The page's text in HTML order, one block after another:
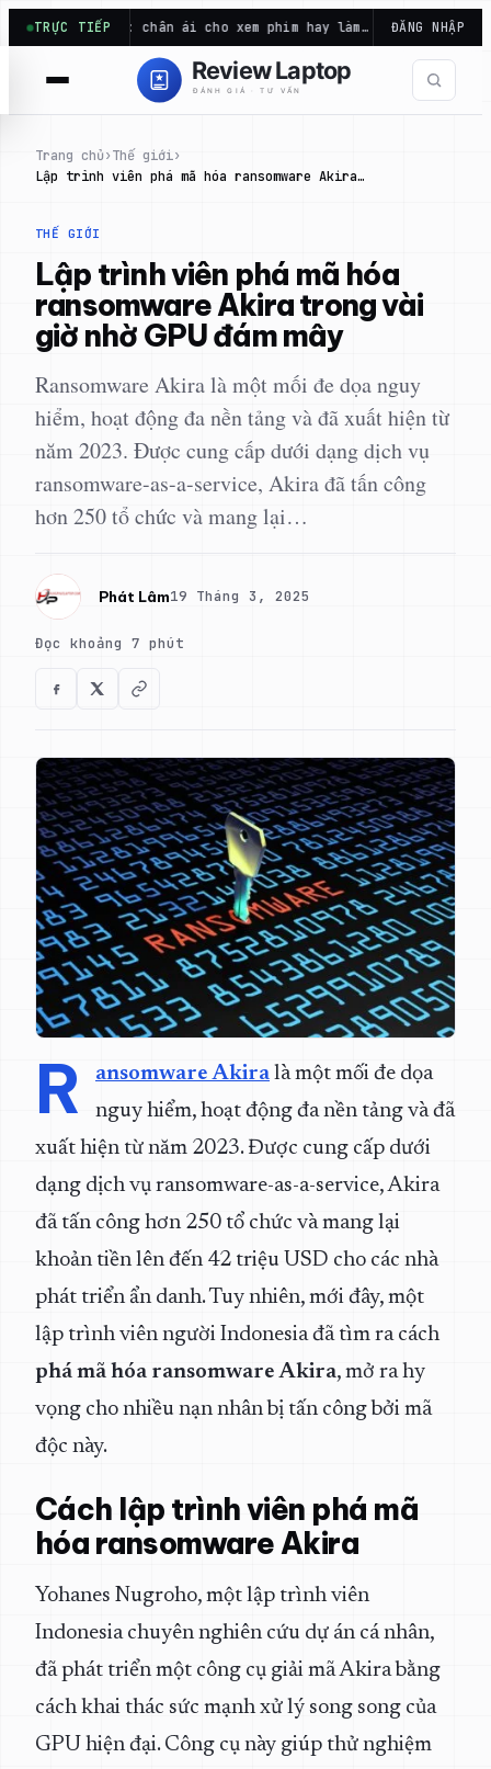
Chuyển
đến
phần
TRỰC TIẾP
và IPS: chân ái cho xem phim hay làm… Túi mù tặng học
ĐĂNG NHẬP
Trang chủ›Thế giới›
Lập trình viên phá mã hóa ransomware Akira…
THẾ GIỚI
Lập trình viên phá mã hóa
ransomware Akira trong vài
giờ nhờ GPU đám mây
Ransomware Akira là một mối đe dọa nguy
hiểm, hoạt động đa nền tảng và đã xuất hiện từ
năm 2023. Được cung cấp dưới dạng dịch vụ
ransomware-as-a-service, Akira đã tấn công
hơn 250 tổ chức và mang lại…
Phát Lâm19 Tháng 3, 2025
Đọc khoảng 7 phút
R ansomware Akira là một mối đe dọa
nguy hiểm, hoạt động đa nền tảng và đã
xuất hiện từ năm 2023. Được cung cấp dưới
dạng dịch vụ ransomware-as-a-service, Akira
đã tấn công hơn 250 tổ chức và mang lại
khoản tiền lên đến 42 triệu USD cho các nhà
phát triển ẩn danh. Tuy nhiên, mới đây, một
lập trình viên người Indonesia đã tìm ra cách
phá mã hóa ransomware Akira, mở ra hy
vọng cho nhiều nạn nhân bị tấn công bởi mã
độc này.
Cách lập trình viên phá mã
hóa ransomware Akira
Yohanes Nugroho, một lập trình viên
Indonesia chuyên nghiên cứu dự án cá nhân,
đã phát triển một công cụ giải mã Akira bằng
cách khai thác sức mạnh xử lý song song của
GPU hiện đại. Công cụ này giúp thử nghiệm